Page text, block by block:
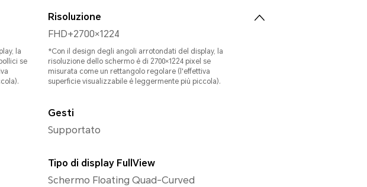
la
se
Risoluzione
FHD+2700×1224
*Con il design degli angoli arrotondati del display, la
risoluzione dello schermo è di 2700×1224 pixel se
misurata come un rettangolo regolare (l'effettiva
superficie visualizzabile è leggermente più piccola).
Gesti
Supportato
Tipo di display FullView
Schermo Floating Quad-Curved